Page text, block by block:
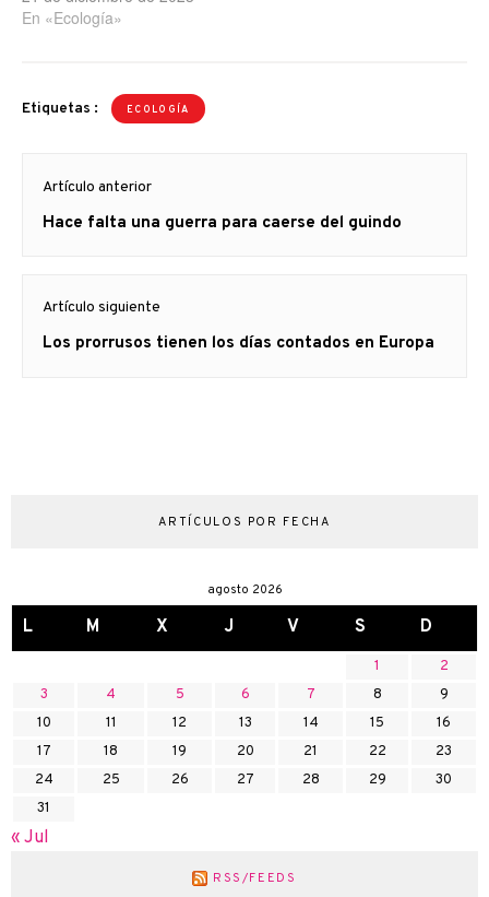
En «Ecología»
Etiquetas : ECOLOGÍA
de
entradas
Artículo anterior
Artículo
Hace falta una guerra para caerse del guindo
Artículo siguiente
Artículo
Los prorrusos tienen los días contados en Europa
ARTÍCULOS POR FECHA
agosto 2026
L M X J V S D
1
2
3
4 5 6 7 8
9
10
11 12 13 14 15
16
17
18 19 20 21 22
23
24
25 26 27 28 29
30
31
« Jul
RSS/FEEDS